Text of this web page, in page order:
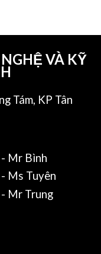
VÀ KỸ
Tám, KP Tân
Mr Bình
Ms Tuyên
Mr Trung